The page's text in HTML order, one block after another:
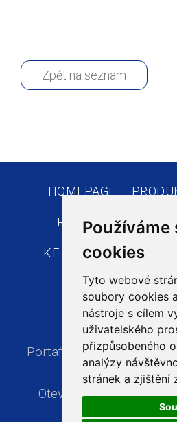
Používáme
cookies
Tyto webové
soubory cookies
nástroje s cílem
uživatelského
přizpůsobeného
analýzy
stránek a zjištění
HOMEPAGE
REFERENCE
KE STAŽENÍ
Portaflex s.r.o.,
00 Ostrava,
Otevírací doba:Po-Pá,